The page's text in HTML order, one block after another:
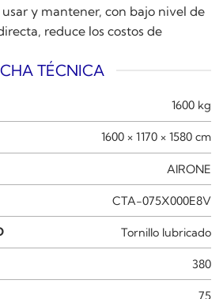
y mantener, con bajo nivel de
reduce los costos de
TÉCNICA
1600 kg
1600 × 1170 × 1580 cm
AIRONE
CTA-075X000E8V
Tornillo lubricado
380
75